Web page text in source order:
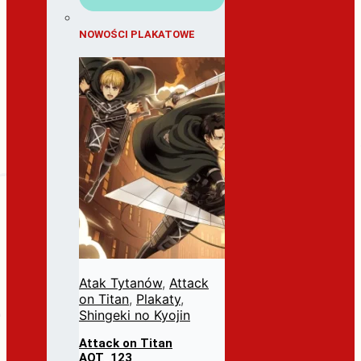
NOWOŚCI PLAKATOWE
Atak Tytanów, Attack
on Titan, Plakaty,
Shingeki no Kyojin
Attack on Titan
AOT_123